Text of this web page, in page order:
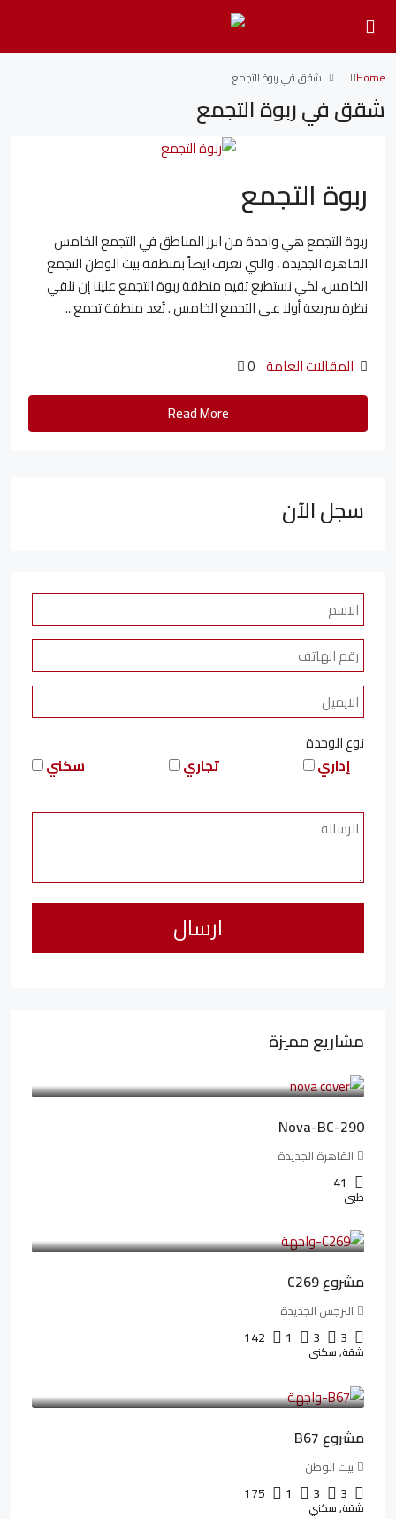
Home شقق في ربوة التجمع
شقق في ربوة التجمع
ربوة التجمع
ربوة التجمع هي واحدة من ابرز المناطق في التجمع الخامس
القاهرة الجديدة ، والتي تعرف ايضاً بمنطقة بيت الوطن التجمع
الخامس، لكي نستطيع تقيم منطقة ربوة التجمع علينا إن نلقي
نظرة سريعة أولا على التجمع الخامس . تُعد منطقة تجمع...
المقالات العامة 0
Read More
سجل الآن
نوع الوحدة
سكني
تجاري إداري
مشاريع مميزة
Nova-BC-290
القاهرة الجديدة
41
طبي
مشروع C269
النرجس الجديدة
3
3
1
142
شقة, سكني
مشروع B67
بيت الوطن
3
3
1
175
شقة, سكني